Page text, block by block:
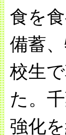
食を
備蓄
校生
た。
強化